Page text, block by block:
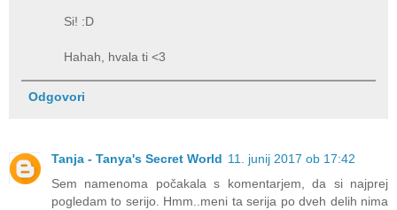
Si! :D
Hahah, hvala ti <3
Odgovori
Tanja - Tanya's Secret World 11. junij 2017 ob 17:42
Sem namenoma počakala s komentarjem, da si najprej
pogledam to serijo. Hmm..meni ta serija po dveh delih nima